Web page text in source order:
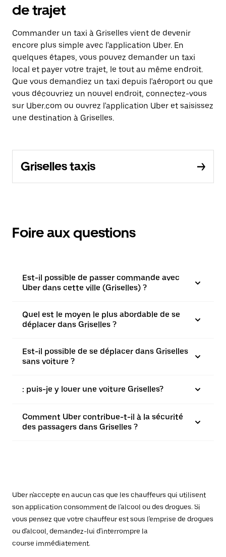
de trajet
Commander un taxi à Griselles vient de devenir
encore plus simple avec l'application Uber. En
quelques étapes, vous pouvez demander un taxi
local et payer votre trajet, le tout au même endroit.
Que vous demandiez un taxi depuis l'aéroport ou que
vous découvriez un nouvel endroit, connectez-vous
sur Uber.com ou ouvrez l'application Uber et saisissez
une destination à Griselles.
Griselles taxis
Foire aux questions
Est-il possible de passer commande avec
Uber dans cette ville (Griselles) ?
Quel est le moyen le plus abordable de se
déplacer dans Griselles ?
Est-il possible de se déplacer dans Griselles
sans voiture ?
: puis-je y louer une voiture Griselles?
Comment Uber contribue-t-il à la sécurité
des passagers dans Griselles ?
Uber n'accepte en aucun cas que les chauffeurs qui utilisent
son application consomment de l'alcool ou des drogues. Si
vous pensez que votre chauffeur est sous l'emprise de drogues
ou d'alcool, demandez-lui d'interrompre la
course immédiatement.